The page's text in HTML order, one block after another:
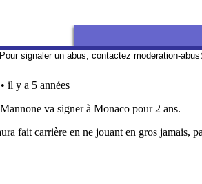
Pour signaler un abus, contactez moderation-